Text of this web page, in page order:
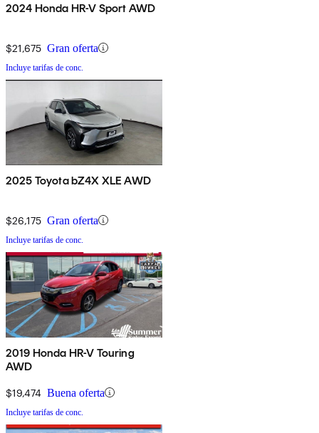
2024 Honda HR-V Sport AWD
$21,675 Gran oferta
Incluye tarifas de conc.
2025 Toyota bZ4X XLE AWD
$26,175 Gran oferta
Incluye tarifas de conc.
2019 Honda HR-V Touring
AWD
$19,474 Buena oferta
Incluye tarifas de conc.